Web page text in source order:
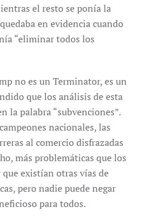
el resto se ponía la
en evidencia cuando
“eliminar todos los
no es un Terminator, es un
que los análisis de esta
la palabra “subvenciones”.
nacionales, las
al comercio disfrazadas
más problemáticas que los
que existían otras vías de
pero nadie puede negar
para todos.